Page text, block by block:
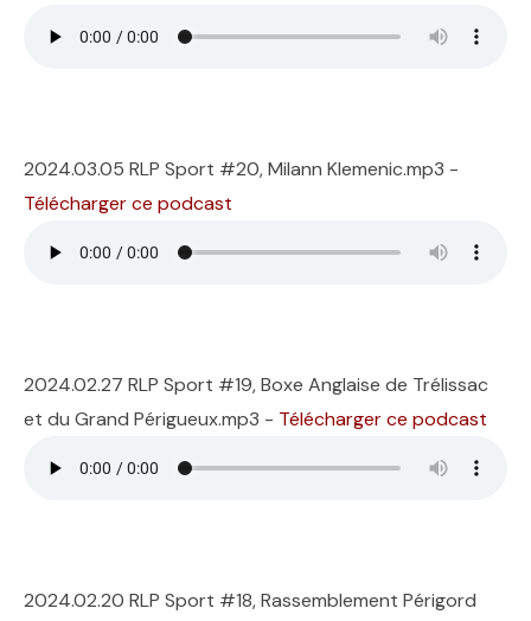
2024.03.05 RLP Sport #20, Milann Klemenic.mp3 -
Télécharger ce podcast
2024.02.27 RLP Sport #19, Boxe Anglaise de Trélissac
et du Grand Périgueux.mp3 - Télécharger ce podcast
2024.02.20 RLP Sport #18, Rassemblement Périgord